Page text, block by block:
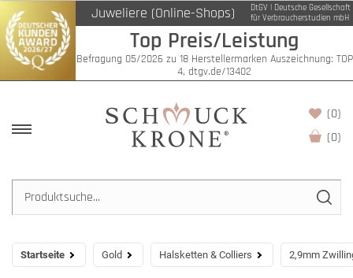
Juweliere (Online-Shops)
DtGV | Deutsche Gesellschaft
für Verbraucherstudien mbH
Top Preis/Leistung
Befragung 05/2026 zu 18 Herstellermarken Auszeichnung: TOP
4, dtgv.de/13402
(0)
(0)
Startseite Gold Halsketten & Colliers 2,9mm